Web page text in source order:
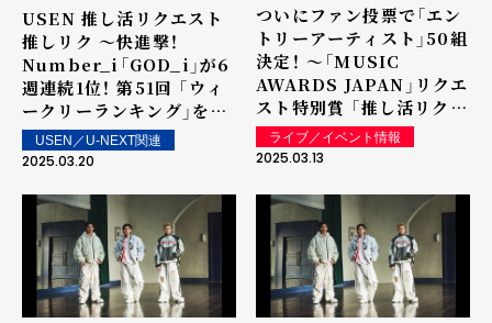
USEN 推し活リクエスト
推しリク ～快進撃！
Number_i「GOD_i」が6
週連続1位！ 第51回 「ウィ
ークリーランキング」を発
表～ 上位ランクイン楽曲
は街中・店内で配信！
USEN／U-NEXT関連
2025.03.20
ついにファン投票で「エン
トリーアーティスト」50組
決定！ ～「MUSIC
AWARDS JAPAN」リクエ
スト特別賞 「推し活リクエ
スト・アーティスト・オブ・
ザ・イヤー powered by
ライブ／イベント情報
2025.03.13